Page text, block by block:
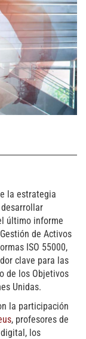
la estrategia
último informe
de Activos
ISO 55000,
clave para las
de los Objetivos
Unidas.
la participación
, profesores de
los